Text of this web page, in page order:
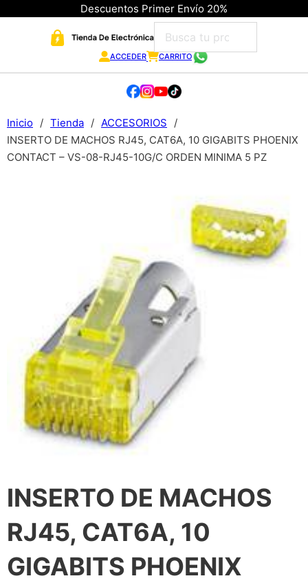
Descuentos Primer Envío 20%
ACCEDER CARRITO
Inicio / Tienda / ACCESORIOS
/
INSERTO DE MACHOS RJ45, CAT6A, 10 GIGABITS PHOENIX
CONTACT – VS-08-RJ45-10G/C ORDEN MINIMA 5 PZ
INSERTO DE MACHOS
RJ45, CAT6A, 10
GIGABITS PHOENIX